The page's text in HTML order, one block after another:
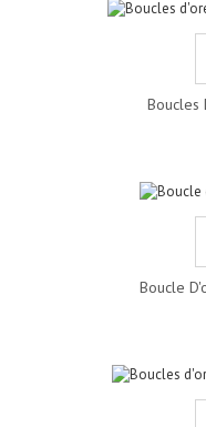
Boucles
Boucle